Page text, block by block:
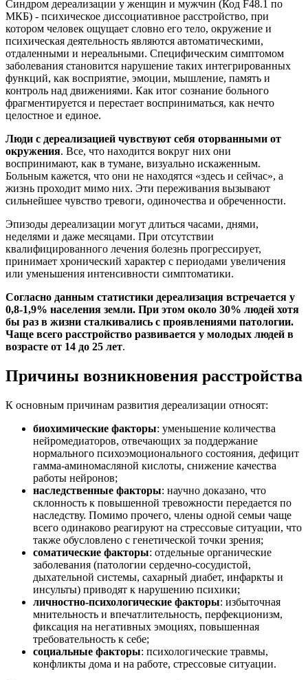
Синдром дереализации у женщин и мужчин (Код F48.1 по
МКБ) - психическое диссоциативное расстройство, при
котором человек ощущает словно его тело, окружение и
психическая деятельность являются автоматическими,
отдаленными и нереальными. Специфическим симптомом
заболевания становится нарушение таких интегрированных
функций, как восприятие, эмоции, мышление, память и
контроль над движениями. Как итог сознание больного
фрагментируется и перестает восприниматься, как нечто
целостное и единое.
Люди с дереализацией чувствуют себя оторванными от
окружения. Все, что находится вокруг них они
воспринимают, как в тумане, визуально искаженным.
Больным кажется, что они не находятся «здесь и сейчас», а
жизнь проходит мимо них. Эти переживания вызывают
сильнейшее чувство тревоги, одиночества и обреченности.
Эпизоды дереализации могут длиться часами, днями,
неделями и даже месяцами. При отсутствии
квалифицированного лечения болезнь прогрессирует,
принимает хронический характер с периодами увеличения
или уменьшения интенсивности симптоматики.
Согласно данным статистики дереализация встречается у
0,8-1,9% населения земли. При этом около 30% людей хотя
бы раз в жизни сталкивались с проявлениями патологии.
Чаще всего расстройство развивается у молодых людей в
возрасте от 14 до 25 лет.
Причины возникновения расстройства
К основным причинам развития дереализации относят:
биохимические факторы: уменьшение количества
нейромедиаторов, отвечающих за поддержание
нормального психоэмоционального состояния, дефицит
гамма-аминомасляной кислоты, снижение качества
работы нейронов;
наследственные факторы: научно доказано, что
склонность к повышенной тревожности передается по
наследству. Помимо прочего, члены одной семьи чаще
всего одинаково реагируют на стрессовые ситуации, что
также обусловлено с генетической точки зрения;
соматические факторы: отдельные органические
заболевания (патологии сердечно-сосудистой,
дыхательной системы, сахарный диабет, инфаркты и
инсульты) приводят к нарушению психики;
личностно-психологические факторы: избыточная
мнительность и впечатлительность, перфекционизм,
фиксация на негативных эмоциях, повышенная
требовательность к себе;
социальные факторы: психологические травмы,
конфликты дома и на работе, стрессовые ситуации.